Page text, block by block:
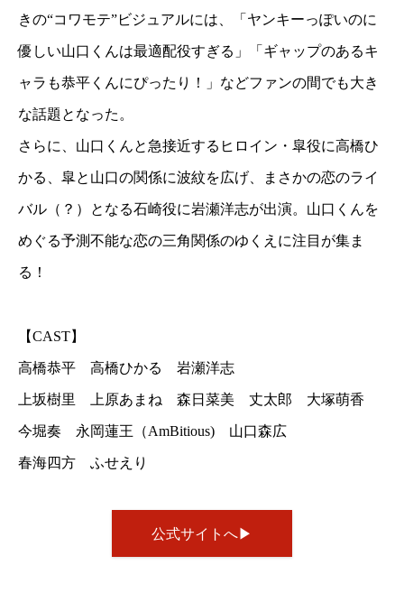
きの“コワモテ”ビジュアルには、「ヤンキーっぽいのに
優しい山口くんは最適配役すぎる」「ギャップのあるキ
ャラも恭平くんにぴったり！」などファンの間でも大き
な話題となった。
さらに、山口くんと急接近するヒロイン・皐役に高橋ひ
かる、皐と山口の関係に波紋を広げ、まさかの恋のライ
バル（？）となる石崎役に岩瀬洋志が出演。山口くんを
めぐる予測不能な恋の三角関係のゆくえに注目が集ま
る！
【CAST】
高橋恭平 高橋ひかる 岩瀬洋志
上坂樹里 上原あまね 森日菜美 丈太郎 大塚萌香
今堀奏 永岡蓮王（AmBitious) 山口森広
春海四方 ふせえり
公式サイトへ▶︎